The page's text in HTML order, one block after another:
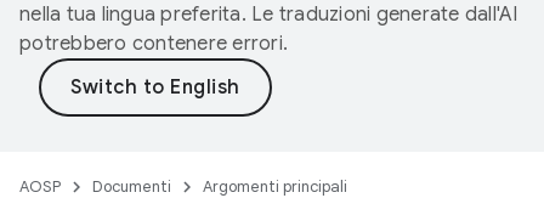
nella tua lingua preferita. Le traduzioni generate dall'AI
potrebbero contenere errori.
AOSP Documenti Argomenti principali